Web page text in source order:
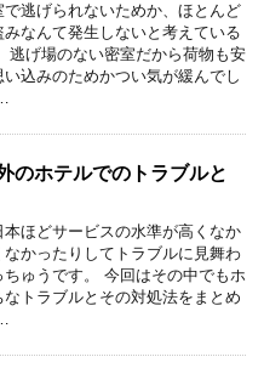
逃げられないためか、ほとんど
なんて発生しないと考えている
逃げ場のない密室だから荷物も安
込みのためかつい気が緩んでし
のホテルでのトラブルと
ほどサービスの水準が高くなか
なかったりしてトラブルに見舞わ
ゅうです。 今回はその中でもホ
トラブルとその対処法をまとめ